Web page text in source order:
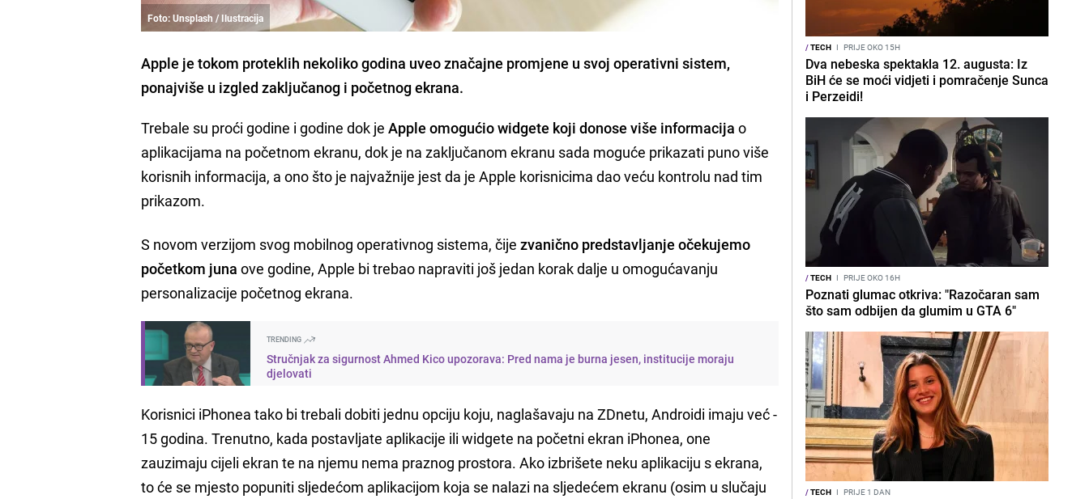
Foto: Unsplash / Ilustracija
Apple je tokom proteklih nekoliko godina uveo značajne promjene u svoj operativni sistem,
ponajviše u izgled zaključanog i početnog ekrana.
Trebale su proći godine i godine dok jeApple omogućio widgete koji donose više informacija o
aplikacijama na početnom ekranu, dok je na zaključanom ekranu sada moguće prikazati puno više
korisnih informacija, a ono što je najvažnije jest da je Apple korisnicima dao veću kontrolu nad tim
prikazom.
S novom verzijom svog mobilnog operativnog sistema, čije zvanično predstavljanje očekujemo
početkom juna ove godine, Apple bi trebao napraviti još jedan korak dalje u omogućavanju
personalizacije početnog ekrana.
TRENDING
Stručnjak za sigurnost Ahmed Kico upozorava: Pred nama je burna jesen, institucije moraju
djelovati
Korisnici iPhonea tako bi trebali dobiti jednu opciju koju, naglašavaju na ZDnetu, Androidi imaju već -
15 godina. Trenutno, kada postavljate aplikacije ili widgete na početni ekran iPhonea, one
zauzimaju cijeli ekran te na njemu nema praznog prostora. Ako izbrišete neku aplikaciju s ekrana,
to će se mjesto popuniti sljedećom aplikacijom koja se nalazi na sljedećem ekranu (osim u slučaju
/TECH I PRIJE OKO 15H
Dva nebeska spektakla 12. augusta: Iz
BiH će se moći vidjeti i pomračenje Sunca
i Perzeidi!
/TECH I PRIJE OKO 16H
Poznati glumac otkriva: "Razočaran sam
što sam odbijen da glumim u GTA 6"
/TECH I PRIJE 1 DAN